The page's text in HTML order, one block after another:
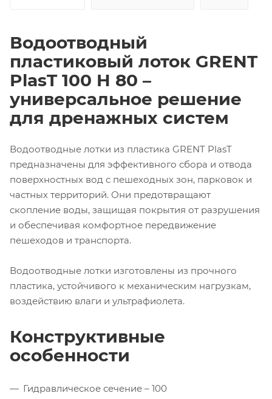
Водоотводный
пластиковый лоток GRENT
PlasT 100 H 80 –
универсальное решение
для дренажных систем
Водоотводные лотки из пластика GRENT PlasT
предназначены для эффективного сбора и отвода
поверхностных вод с пешеходных зон, парковок и
частных территорий. Они предотвращают
скопление воды, защищая покрытия от разрушения
и обеспечивая комфортное передвижение
пешеходов и транспорта.
Водоотводные лотки изготовлены из прочного
пластика, устойчивого к механическим нагрузкам,
воздействию влаги и ультрафиолета.
Конструктивные
особенности
Гидравлическое сечение – 100